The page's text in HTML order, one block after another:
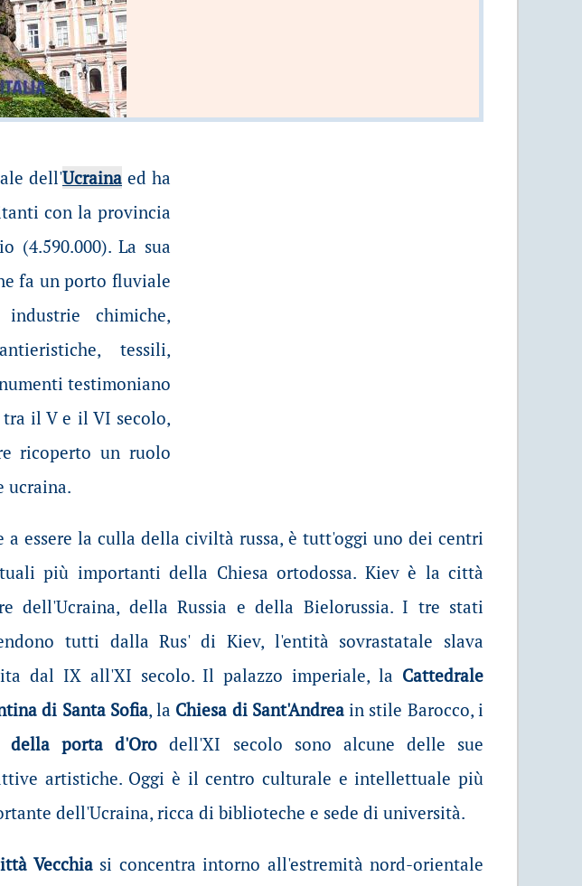
dell'Ucraina ed ha
con la provincia
(4.590.000). La sua
fa un porto fluviale
chimiche,
tessili,
testimoniano
il V e il VI secolo,
ricoperto un ruolo
ucraina.
a essere la culla della civiltà russa, è tutt'oggi uno dei centri
più importanti della Chiesa ortodossa. Kiev è la città
dell'Ucraina, della Russia e della Bielorussia. I tre stati
tutti dalla Rus' di Kiev, l'entità sovrastatale slava
dal IX all'XI secolo. Il palazzo imperiale, la Cattedrale
di Santa Sofia, la Chiesa di Sant'Andreain stile Barocco, i
della porta d'Oro dell'XI secolo sono alcune delle sue
artistiche. Oggi è il centro culturale e intellettuale più
dell'Ucraina, ricca di biblioteche e sede di università.
Vecchiasi concentra intorno all'estremità nord-orientale